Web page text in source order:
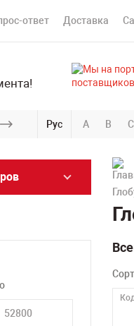
ответ Доставка
Рус A B C